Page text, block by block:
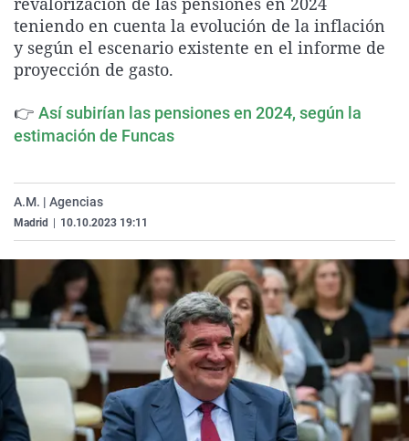
La rosa de los vientos
Gente viajera
Caso
Retornados
Operación Viuda
Extremadura
Galicia
Navarra
Virales
Televisión
teniendo en cuenta la evolución de la inflación
y según el escenario existente en el informe de
proyección de gasto.
👉 Así subirían las pensiones en 2024, según la
estimación de Funcas
A.M. | Agencias
Madrid 10.10.2023 19:11